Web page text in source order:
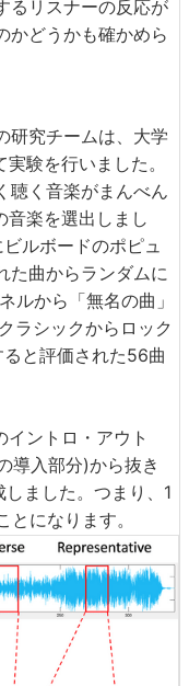
るリスナーの反応が
かどうかも確かめら
研究チームは、大学
験を行いました。
聴く音楽がまんべん
楽を選出しまし
ルボードのポピュ
た曲からランダムに
ルから「無名の曲」
ラシックからロック
と評価された56曲
ントロ・アウト
導入部分)から抜き
ました。つまり、1
になります。